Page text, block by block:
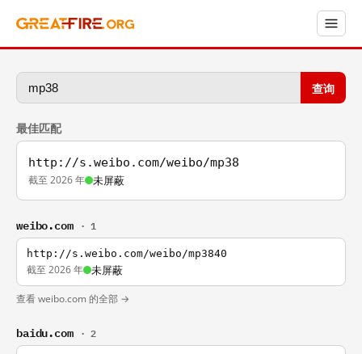
查询
最佳匹配
http://s.weibo.com/weibo/mp38
截至 2026 年 未屏蔽
weibo.com · 1
http://s.weibo.com/weibo/mp3840
截至 2026 年 未屏蔽
查看 weibo.com 的全部 →
baidu.com · 2